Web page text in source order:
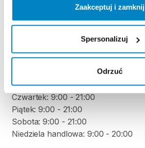
Zaakceptuj i zamknij
Spersonalizuj
Odrzuć
ODBIÓR I ZWROT SPRZĘTU
Poniedziałek: 9:00 - 21:00
Środa: 9:00 - 21:00
Czwartek: 9:00 - 21:00
Piątek: 9:00 - 21:00
Sobota: 9:00 - 21:00
Niedziela handlowa: 9:00 - 20:00